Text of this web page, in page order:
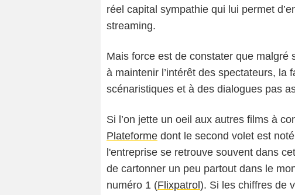
réel capital sympathie qui lui permet
streaming.
Mais force est de constater que malgré
à maintenir l’intérêt des spectateurs, la
scénaristiques et à des dialogues pas
Si l’on jette un oeil aux autres films à
Plateforme dont le second volet est
l'entreprise se retrouve souvent dans
de cartonner un peu partout dans le
numéro 1 (Flixpatrol ). Si les chiffres de